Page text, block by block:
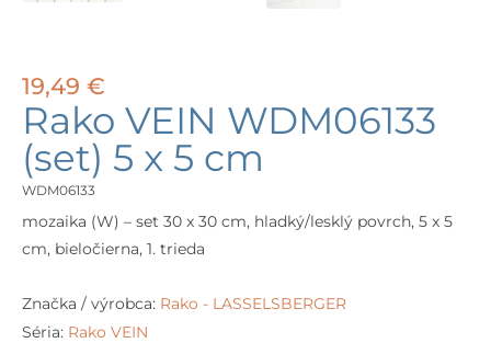
19,49 €
Rako VEIN WDM06133
(set) 5 x 5 cm
WDM06133
mozaika (W) – set 30 x 30 cm, hladký/lesklý povrch, 5 x 5
cm, bieločierna, 1. trieda
Značka / výrobca: Rako - LASSELSBERGER
Séria: Rako VEIN